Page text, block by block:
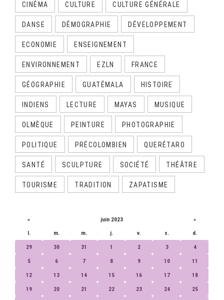
CINÉMA CULTURE CULTURE GÉNÉRALE
DANSE DÉMOGRAPHIE DÉVELOPPEMENT
ECONOMIE ENSEIGNEMENT
ENVIRONNEMENT EZLN FRANCE
GÉOGRAPHIE GUATÉMALA HISTOIRE
INDIENS LECTURE MAYAS MUSIQUE
OLMÈQUE PEINTURE PHOTOGRAPHIE
POLITIQUE PRÉCOLOMBIEN QUERÉTARO
SANTÉ SCULPTURE SOCIÉTÉ THÉÂTRE
TOURISME TRADITION ZAPATISME
« juin 2023 »
l. m. m. j. v. s. d.
29 30 31 1 2 3 4
5 6 7 8 9 10 11
12 13 14 15 16 17 18
19 20 21 22 23 24 25